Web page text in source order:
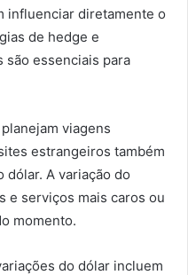
influenciar diretamente o
de hedge e
essenciais para
viagens
estrangeiros também
dólar. A variação do
e serviços mais caros ou
momento.
do dólar incluem